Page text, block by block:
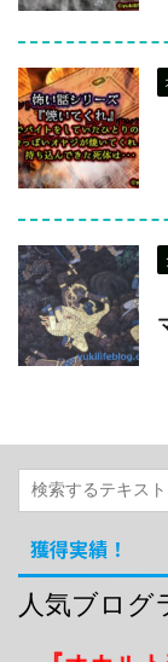
獲得実績！
人気ブログ